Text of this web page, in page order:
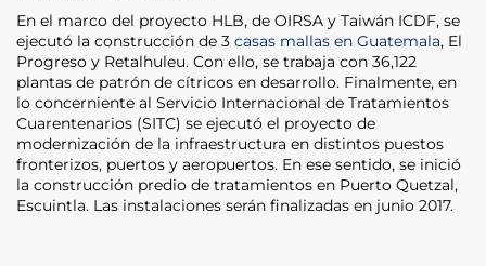
En el marco del proyecto HLB, de OIRSA y Taiwán ICDF, se
ejecutó la construcción de 3 casas mallas en Guatemala, El
Progreso y Retalhuleu. Con ello, se trabaja con 36,122
plantas de patrón de cítricos en desarrollo. Finalmente, en
lo concerniente al Servicio Internacional de Tratamientos
Cuarentenarios (SITC) se ejecutó el proyecto de
modernización de la infraestructura en distintos puestos
fronterizos, puertos y aeropuertos. En ese sentido, se inició
la construcción predio de tratamientos en Puerto Quetzal,
Escuintla. Las instalaciones serán finalizadas en junio 2017.